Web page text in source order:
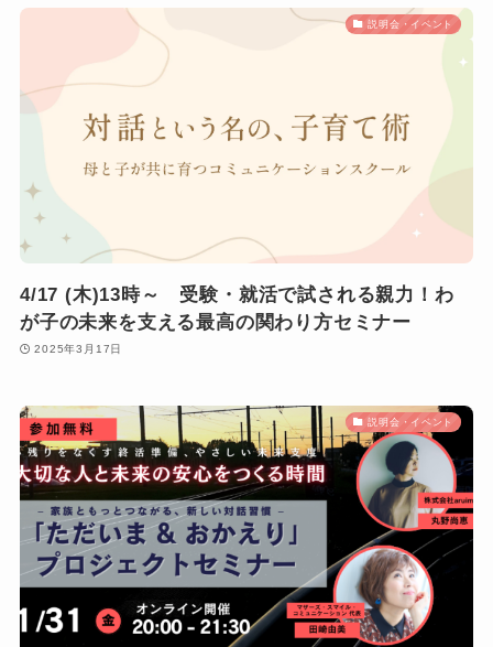
説明会・イベント
4/17 (木)13時～ 受験・就活で試される親力！わ
が子の未来を支える最高の関わり方セミナー
2025年3月17日
説明会・イベント